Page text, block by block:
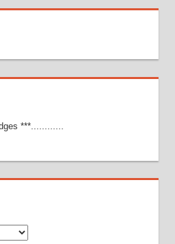
***............